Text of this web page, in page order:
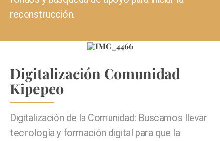
reconstrucción.
Digitalización Comunidad
Kipepeo
Digitalización de la Comunidad: Buscamos llevar
tecnología y formación digital para que la